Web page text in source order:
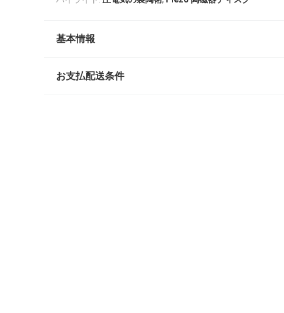
基本情報
お支払配送条件